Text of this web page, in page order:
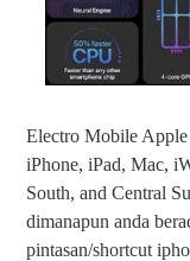
Electro Mobile Apple
iPhone, iPad, Mac,
South, and Central
dimanapun anda
pintasan/shortcut